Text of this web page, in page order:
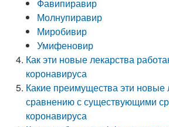
Фавипиравир
Молнупиравир
Миробивир
Умифеновир
Как эти новые лекарства
коронавируса
Какие преимущества эти новые
сравнению с существующими
коронавируса